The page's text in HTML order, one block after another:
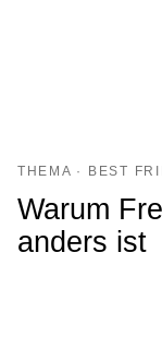
THEMA · BEST
Warum
anders ist